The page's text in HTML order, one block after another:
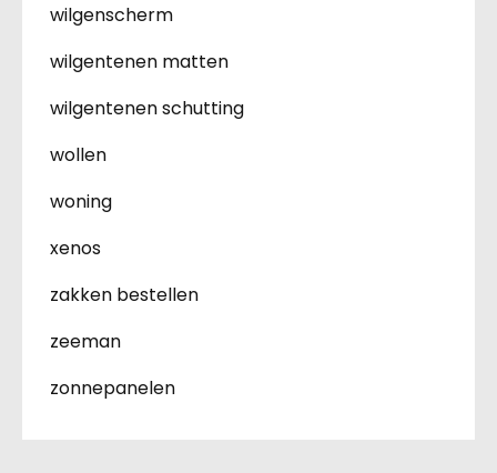
wilgenscherm
wilgentenen matten
wilgentenen schutting
wollen
woning
xenos
zakken bestellen
zeeman
zonnepanelen